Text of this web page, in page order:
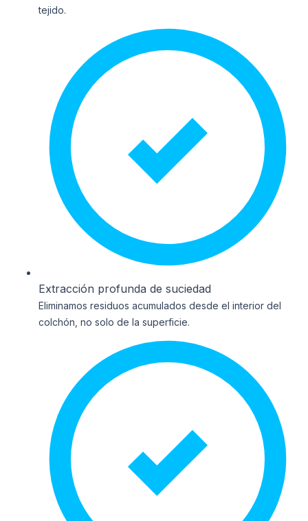
tejido.
Extracción profunda de suciedad
Eliminamos residuos acumulados desde el interior del
colchón, no solo de la superficie.